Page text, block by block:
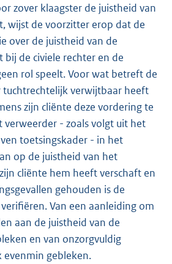
zover klaagster de juistheid van
wijst de voorzitter erop dat de
over de juistheid van de
de civiele rechter en de
rol speelt. Voor wat betreft de
tuchtrechtelijk verwijtbaar heeft
zijn cliënte deze vordering te
verweerder - zoals volgt uit het
toetsingskader - in het
op de juistheid van het
cliënte hem heeft verschaft en
gehouden is de
Van een aanleiding om
aan de juistheid van de
en van onzorgvuldig
evenmin gebleken.